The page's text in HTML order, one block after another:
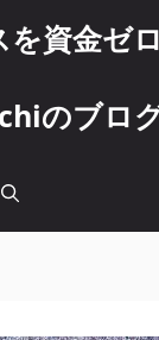
資金ゼ
のブロ